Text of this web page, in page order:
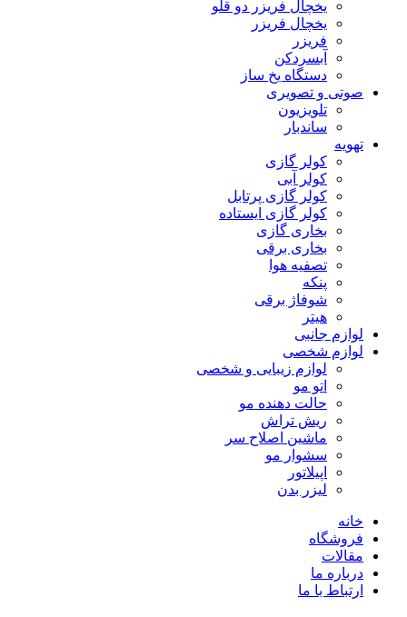
یخچال فریزر دو قلو
یخچال فریزر
فریزر
آبسردکن
دستگاه یخ ساز
صوتی و تصویری
تلویزیون
ساندبار
تهویه
کولر گازی
کولر آبی
کولر گازی پرتابل
کولر گازی ایستاده
بخاری گازی
بخاری برقی
تصفیه هوا
پنکه
شوفاژ برقی
هیتر
لوازم جانبی
لوازم شخصی
لوازم زیبایی و شخصی
اتو مو
حالت دهنده مو
ریش تراش
ماشین اصلاح سر
سشوار مو
اپیلاتور
لیزر بدن
خانه
فروشگاه
مقالات
درباره ما
ارتباط با ما